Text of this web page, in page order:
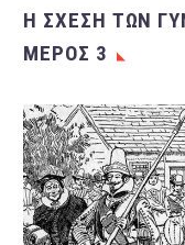
Η ΣΧΈΣΗ ΤΩΝ
ΜΈΡΟΣ 3